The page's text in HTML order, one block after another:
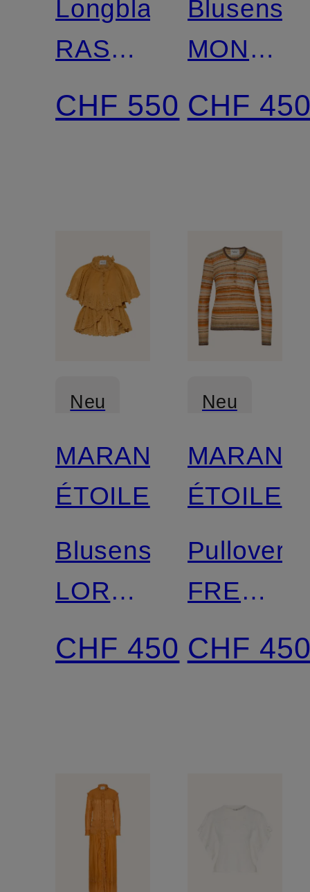
Longblazer
RASMA
aus
Cord
CHF 550
mit
CHF
Neu
MARANT
ÉTOILE
Blusenshirt
LORNA
mit
Rüschen
CHF 450
Neu
MARANT
ÉTOILE
Pullover
mit
Leinen
CHF